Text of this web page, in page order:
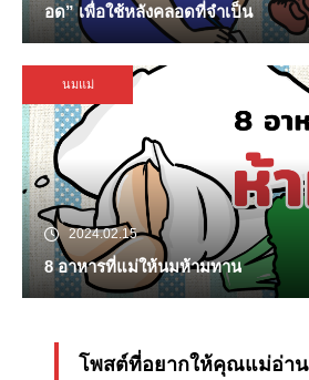
อด” เพื่อใช้หลังคลอดที่จำเป็น
นมแม่
2024.02.15
8 อาหารที่แม่ให้นมห้ามทาน
โพสต์ที่อยากให้คุณแม่อ่าน